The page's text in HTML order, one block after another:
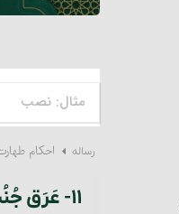
رساله احکام
۱۱- عَرَق جُنُب از حرام‏